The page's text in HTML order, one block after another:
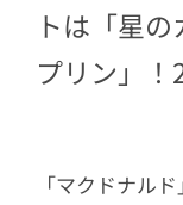
トは「星
プリン」
「マクドナル